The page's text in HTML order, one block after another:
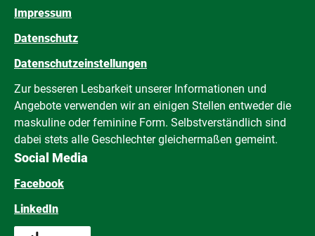
Impressum
Datenschutz
Datenschutzeinstellungen
Zur besseren Lesbarkeit unserer Informationen und
Angebote verwenden wir an einigen Stellen entweder die
maskuline oder feminine Form. Selbstverständlich sind
dabei stets alle Geschlechter gleichermaßen gemeint.
Social Media
Facebook
LinkedIn